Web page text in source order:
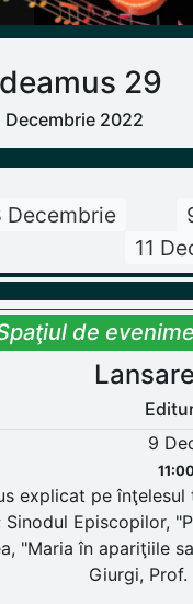
29
Decembrie 2022
Decembrie
11
de
9
explicat pe
Episcopilor,
"Maria în apariţiile
Giurgi, Prof.